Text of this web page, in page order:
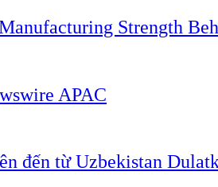
Strength
APAC
đến từ Uzbekistan